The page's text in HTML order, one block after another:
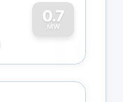
0.7
MW
0